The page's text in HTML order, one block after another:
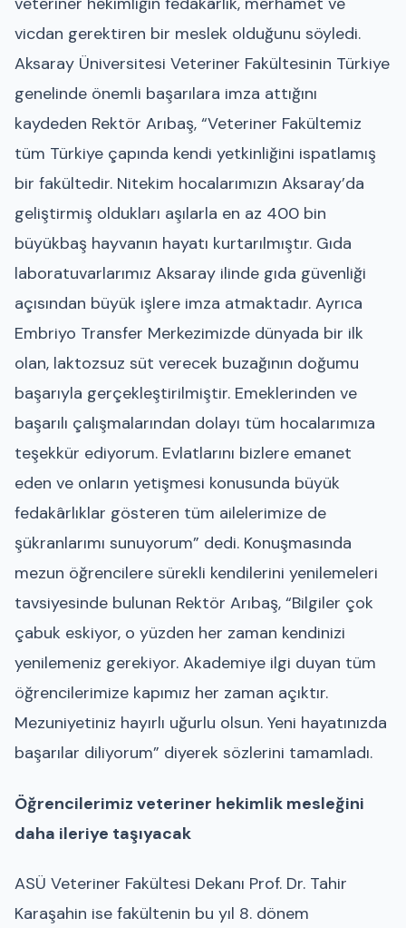
vicdan gerektiren bir meslek olduğunu söyledi.
Aksaray Üniversitesi Veteriner Fakültesinin Türkiye
genelinde önemli başarılara imza attığını
kaydeden Rektör Arıbaş, “Veteriner Fakültemiz
tüm Türkiye çapında kendi yetkinliğini ispatlamış
bir fakültedir. Nitekim hocalarımızın Aksaray’da
geliştirmiş oldukları aşılarla en az 400 bin
büyükbaş hayvanın hayatı kurtarılmıştır. Gıda
laboratuvarlarımız Aksaray ilinde gıda güvenliği
açısından büyük işlere imza atmaktadır. Ayrıca
Embriyo Transfer Merkezimizde dünyada bir ilk
olan, laktozsuz süt verecek buzağının doğumu
başarıyla gerçekleştirilmiştir. Emeklerinden ve
başarılı çalışmalarından dolayı tüm hocalarımıza
teşekkür ediyorum. Evlatlarını bizlere emanet
eden ve onların yetişmesi konusunda büyük
fedakârlıklar gösteren tüm ailelerimize de
şükranlarımı sunuyorum” dedi. Konuşmasında
mezun öğrencilere sürekli kendilerini yenilemeleri
tavsiyesinde bulunan Rektör Arıbaş, “Bilgiler çok
çabuk eskiyor, o yüzden her zaman kendinizi
yenilemeniz gerekiyor. Akademiye ilgi duyan tüm
öğrencilerimize kapımız her zaman açıktır.
Mezuniyetiniz hayırlı uğurlu olsun. Yeni hayatınızda
başarılar diliyorum” diyerek sözlerini tamamladı.
Öğrencilerimiz veteriner hekimlik mesleğini
daha ileriye taşıyacak
ASÜ Veteriner Fakültesi Dekanı Prof. Dr. Tahir
Karaşahin ise fakültenin bu yıl 8. dönem